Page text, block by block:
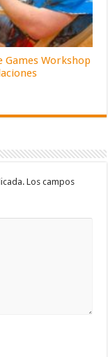
Games Workshop
Los campos